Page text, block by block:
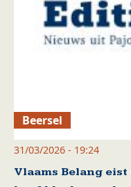
Beersel
31/03/2026 - 19:24
Vlaams Belang eist